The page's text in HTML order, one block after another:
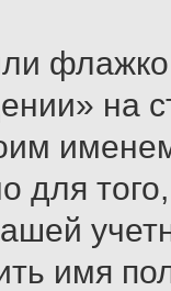
на
для
имя